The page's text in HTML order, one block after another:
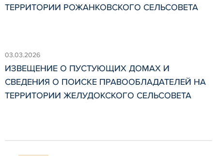
ТЕРРИТОРИИ РОЖАНКОВСКОГО СЕЛЬСОВЕТА
03.03.2026
ИЗВЕЩЕНИЕ О ПУСТУЮЩИХ ДОМАХ И
СВЕДЕНИЯ О ПОИСКЕ ПРАВООБЛАДАТЕЛЕЙ НА
ТЕРРИТОРИИ ЖЕЛУДОКСКОГО СЕЛЬСОВЕТА